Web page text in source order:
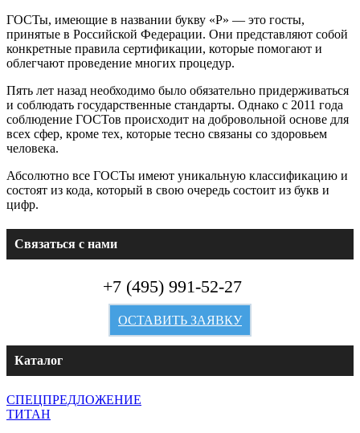
ГОСТы, имеющие в названии букву «Р» — это госты,
принятые в Российской Федерации. Они представляют собой
конкретные правила сертификации, которые помогают и
облегчают проведение многих процедур.
Пять лет назад необходимо было обязательно придерживаться
и соблюдать государственные стандарты. Однако с 2011 года
соблюдение ГОСТов происходит на добровольной основе для
всех сфер, кроме тех, которые тесно связаны со здоровьем
человека.
Абсолютно все ГОСТы имеют уникальную классификацию и
состоят из кода, который в свою очередь состоит из букв и
цифр.
Связаться с нами
+7 (495) 991-52-27
ОСТАВИТЬ ЗАЯВКУ
Каталог
СПЕЦПРЕДЛОЖЕНИЕ
ТИТАН